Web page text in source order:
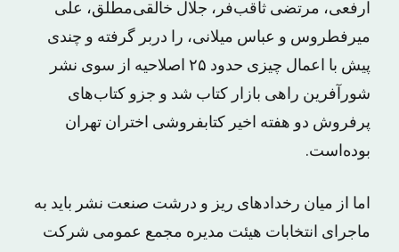
ارفعی، مرتضی ثاقب‌فر، جلال خالقی‌مطلق، علی
میرفطروس و عباس میلانی، را دربر گرفته و چندی
پیش با اعمال چیزی حدود ۲۵ اصلاحیه از سوی نشر
شورآفرین راهی بازار کتاب شد و جزو کتاب‌های
پرفروش دو هفته اخیر کتابفروشی اختران تهران
بوده‌است.
اما از میان رخدادهای ریز و درشت صنعت نشر باید به
ماجرای انتخابات هیئت مدیره مجمع عمومی شرکت